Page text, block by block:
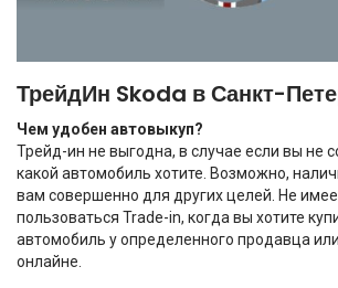
ТрейдИн Skoda в Санкт-
Чем удобен автовыкуп?
Трейд-ин не выгодна, в случае если вы не
какой автомобиль хотите. Возможно,
вам совершенно для других целей. Не
пользоваться Trade-in, когда вы хотите
автомобиль у определенного продавца
онлайне.